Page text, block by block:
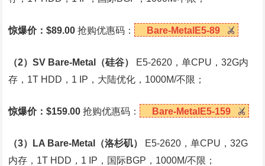
惊爆价：$89.00 抢购优惠码： Bare-MetalE5-89
（2）SV Bare-Metal（硅谷）
E5-2620，单CPU，32G内
存，1T HDD，1 IP，大陆优化，1000M/不限；
惊爆价：$159.00 抢购优惠码： Bare-MetalE5-159
（3）LA Bare-Metal（洛杉矶）
E5-2620，单CPU，32G
内存，1T HDD，1 IP，国际BGP，1000M/不限；